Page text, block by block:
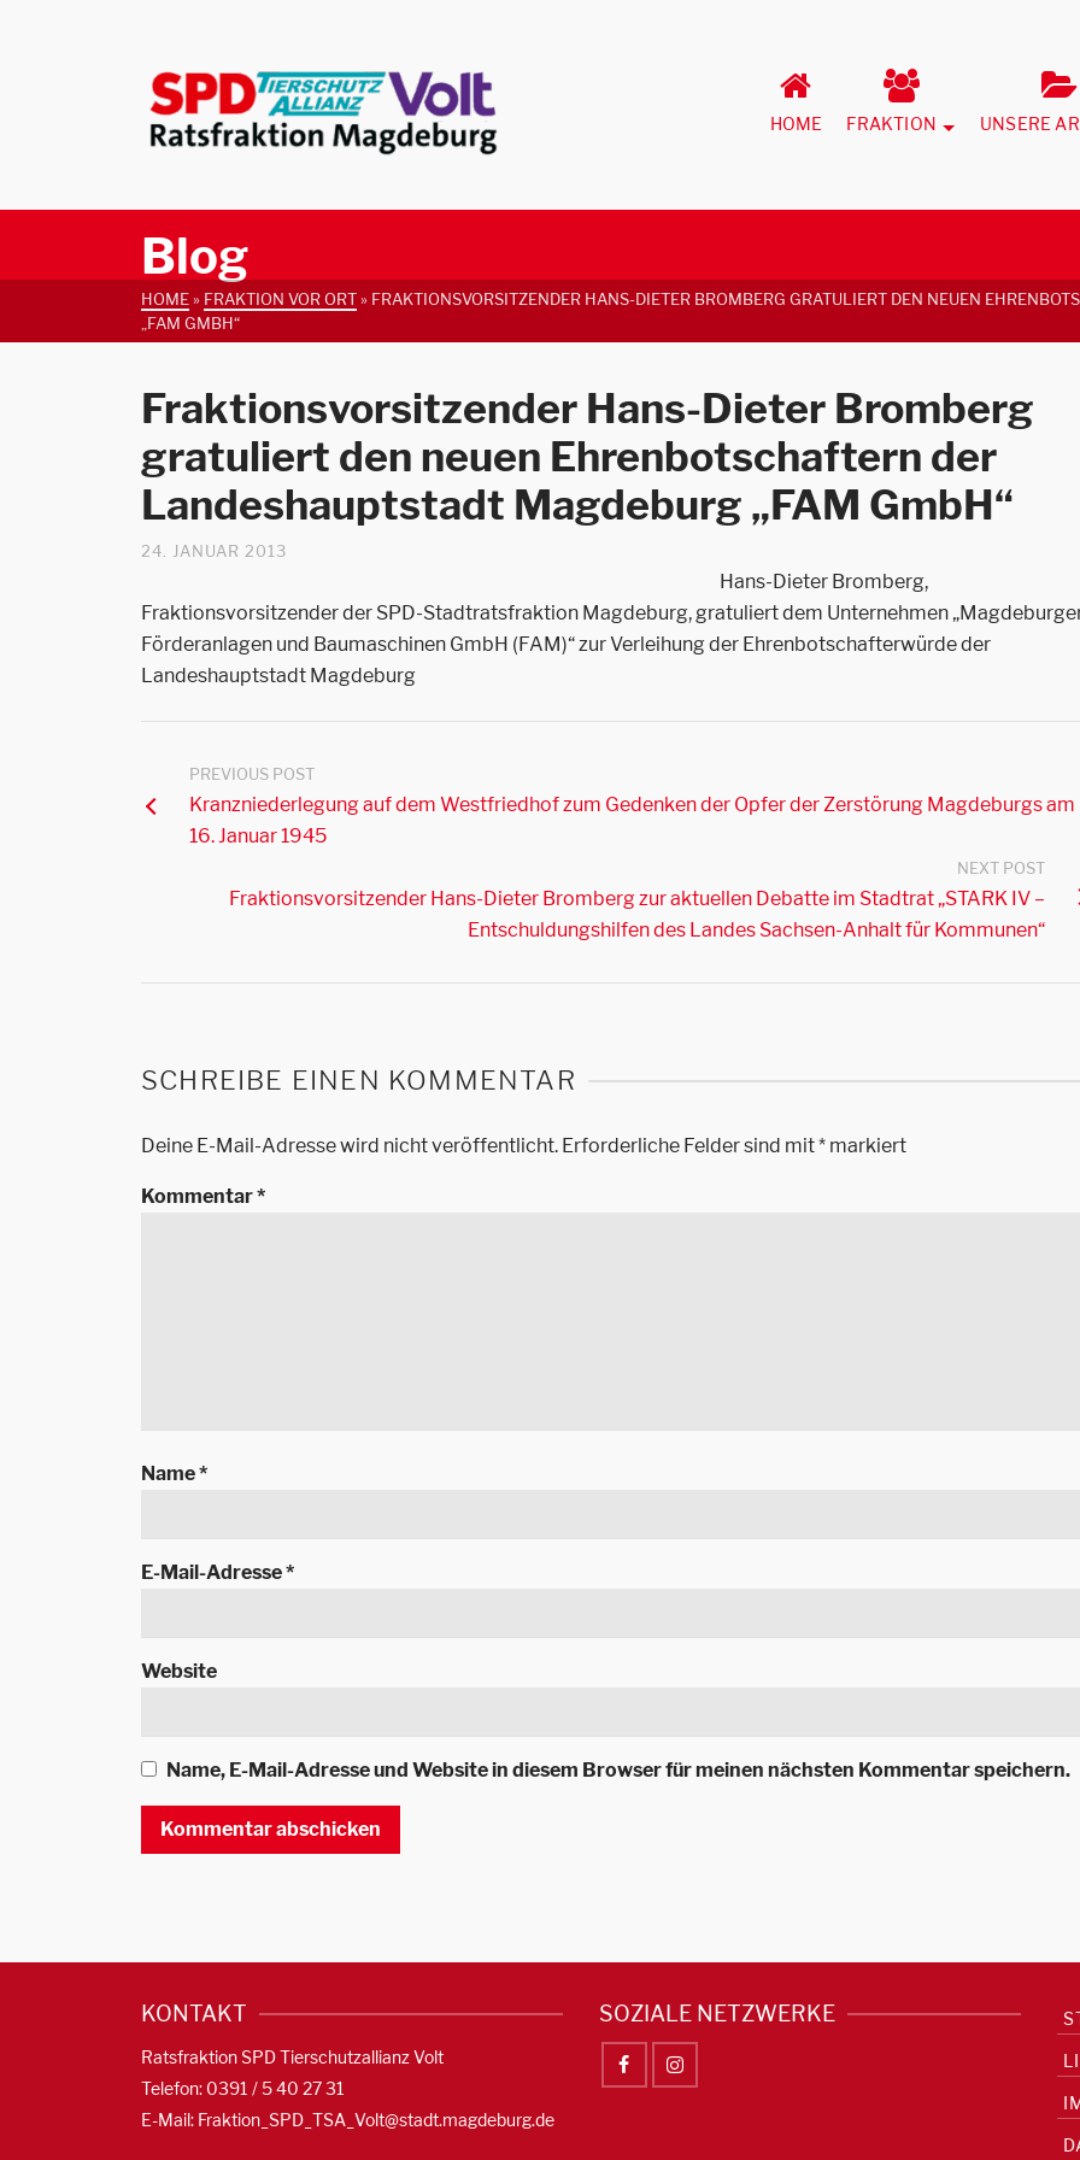
HOME FRAKTION UNSERE
Blog
HOME» FRAKTION VOR ORT» FRAKTIONSVORSITZENDER HANS-DIETER BROMBERG GRATULIERT DEN NEUEN
„FAM GMBH“
Fraktionsvorsitzender Hans-Dieter Bromberg
gratuliert den neuen Ehrenbotschaftern der
Landeshauptstadt Magdeburg „FAM GmbH“
24. JANUAR 2013
Hans-Dieter Bromberg,
Fraktionsvorsitzender der SPD-Stadtratsfraktion Magdeburg, gratuliert dem Unternehmen
Förderanlagen und Baumaschinen GmbH (FAM)“ zur Verleihung der Ehrenbotschafterwürde der
Landeshauptstadt Magdeburg
PREVIOUS POST
Kranzniederlegung auf dem Westfriedhof zum Gedenken der Opfer der Zerstörung Magdeburgs am
16. Januar 1945
NEXT POST
Fraktionsvorsitzender Hans-Dieter Bromberg zur aktuellen Debatte im Stadtrat „STARK IV –
Entschuldungshilfen des Landes Sachsen-Anhalt für Kommunen“
SCHREIBE EINEN KOMMENTAR
Deine E-Mail-Adresse wird nicht veröffentlicht. Erforderliche Felder sind mit* markiert
Kommentar*
Name*
E-Mail-Adresse*
Website
Name, E-Mail-Adresse und Website in diesem Browser für meinen nächsten Kommentar speichern.
KONTAKT
Ratsfraktion SPD Tierschutzallianz Volt
Telefon: 0391 / 5 40 27 31
E-Mail: Fraktion_SPD_TSA_Volt@stadt.magdeburg.de
SOZIALE NETZWERKE